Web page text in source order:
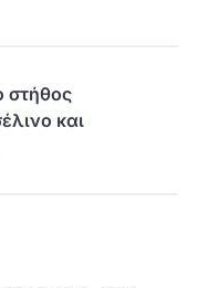
στήθος
και